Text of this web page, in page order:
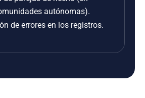
autónomas).
de errores en los registros.